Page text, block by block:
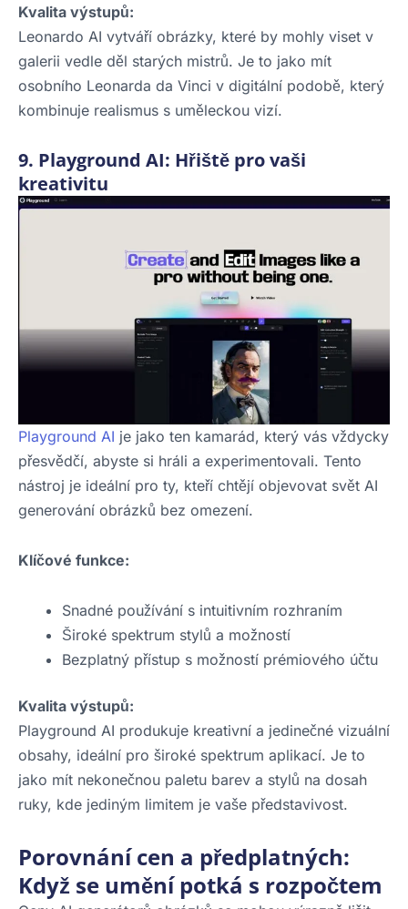
Kvalita výstupů:
Leonardo AI vytváří obrázky, které by mohly viset v
galerii vedle děl starých mistrů. Je to jako mít
osobního Leonarda da Vinci v digitální podobě, který
kombinuje realismus s uměleckou vizí.
9. Playground AI: Hřiště pro vaši
kreativitu
Playground AI je jako ten kamarád, který vás vždycky
přesvědčí, abyste si hráli a experimentovali. Tento
nástroj je ideální pro ty, kteří chtějí objevovat svět AI
generování obrázků bez omezení.
Klíčové funkce:
Snadné používání s intuitivním rozhraním
Široké spektrum stylů a možností
Bezplatný přístup s možností prémiového účtu
Kvalita výstupů:
Playground AI produkuje kreativní a jedinečné vizuální
obsahy, ideální pro široké spektrum aplikací. Je to
jako mít nekonečnou paletu barev a stylů na dosah
ruky, kde jediným limitem je vaše představivost.
Porovnání cen a předplatných:
Když se umění potká s rozpočtem